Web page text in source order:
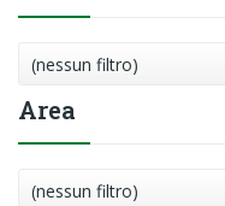
(nessun filtro)
Area
(nessun filtro)